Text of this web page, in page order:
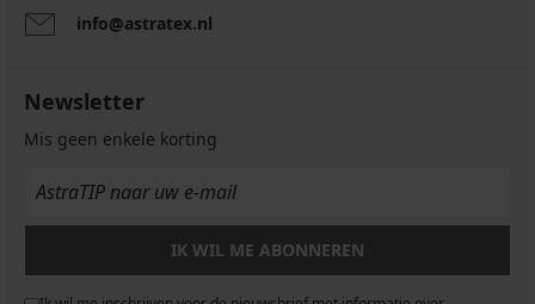
info@astratex.nl
Newsletter
Mis geen enkele korting
IK WIL ME ABONNEREN